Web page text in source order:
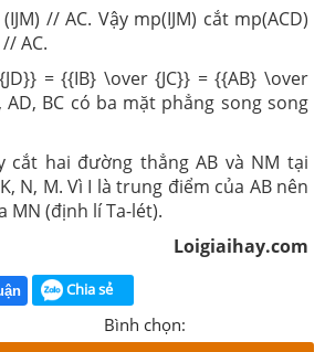
// AC. Vậy mp(IJM) cắt mp(ACD)
AC.
= {{IB} \over {JC}} = {{AB} \over
AD, BC có ba mặt phẳng song song
cắt hai đường thẳng AB và NM tại
N, M. Vì I là trung điểm của AB nên
MN (định lí Ta-lét).
Loigiaihay.com
Chia sẻ
Bình chọn: